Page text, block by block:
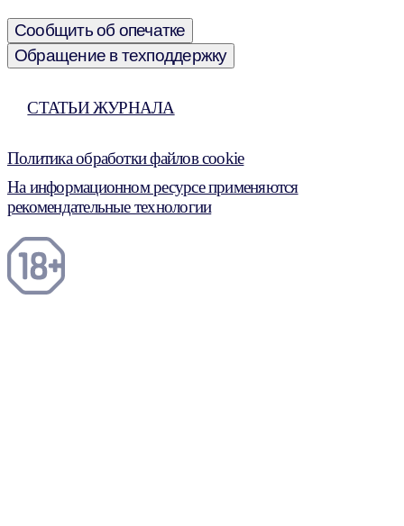
Сообщить об опечатке
Обращение в техподдержку
СТАТЬИ ЖУРНАЛА
Политика обработки файлов cookie
На информационном ресурсе применяются
рекомендательные технологии